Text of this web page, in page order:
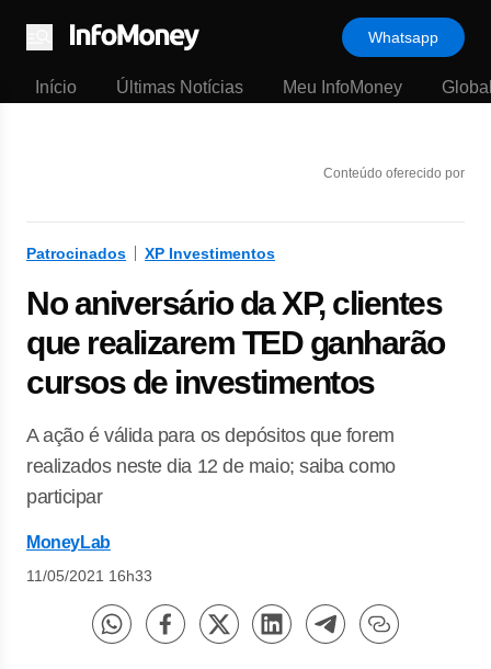
Menu
Whatsapp
Início Últimas Notícias Meu InfoMoney
Conteúdo oferecido por
Patrocinados XP Investimentos
No aniversário da XP, clientes
que realizarem TED ganharão
cursos de investimentos
A ação é válida para os depósitos que forem
realizados neste dia 12 de maio; saiba como
participar
MoneyLab
11/05/2021 16h33